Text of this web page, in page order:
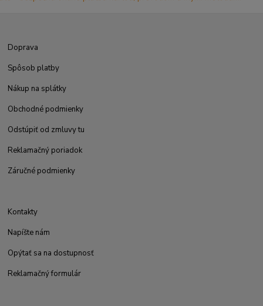
Doprava
Spôsob platby
Nákup na splátky
Obchodné podmienky
Odstúpiť od zmluvy tu
Reklamačný poriadok
Záručné podmienky
Kontakty
Napíšte nám
Opýtať sa na dostupnosť
Reklamačný formulár